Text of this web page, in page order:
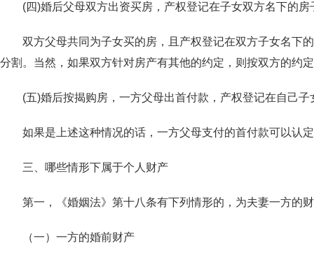
(四)婚后父母双方出资买房，产权登记在子女双方名下的房
双方父母共同为子女买的房，且产权登记在双方子女名下的
分割。当然，如果双方针对房产有其他的约定，则按双方的约
(五)婚后按揭购房，一方父母出首付款，产权登记在自己子
如果是上述这种情况的话，一方父母支付的首付款可以认定
三、哪些情形下属于个人财产
第一，《婚姻法》第十八条有下列情形的，为夫妻一方的
（一）一方的婚前财产